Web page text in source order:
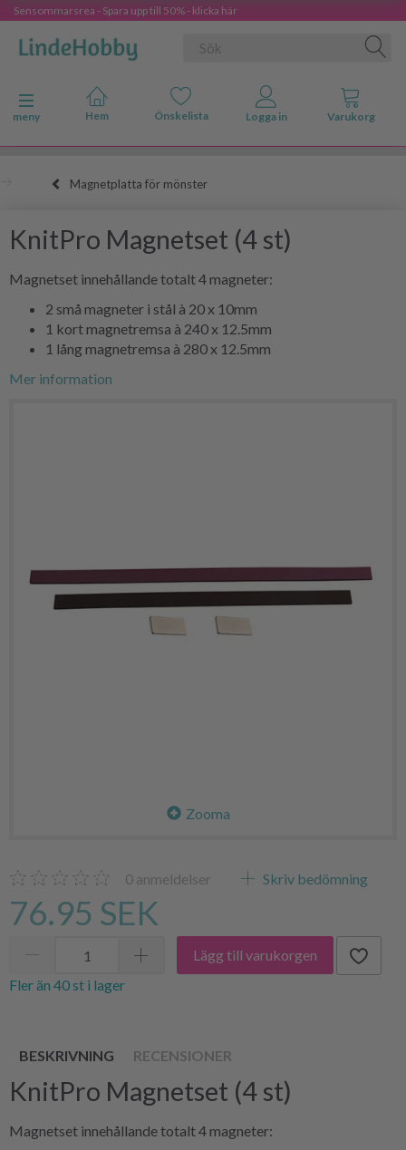
Sensommarsrea - Spara upp till 50% - klicka här
Ändra navigering
meny
Magnetplatta för mönster
KnitPro Magnetset (4 st)
Magnetset innehållande totalt 4 magneter:
2 små magneter i stål à 20 x 10mm
1 kort magnetremsa à 240 x 12.5mm
1 lång magnetremsa à 280 x 12.5mm
Mer information
Zooma
0 anmeldelser Skriv bedömning
76.95 SEK
Lägg till varukorgen
Fler än 40 st i lager
BESKRIVNING RECENSIONER
KnitPro Magnetset (4 st)
Magnetset innehållande totalt 4 magneter: